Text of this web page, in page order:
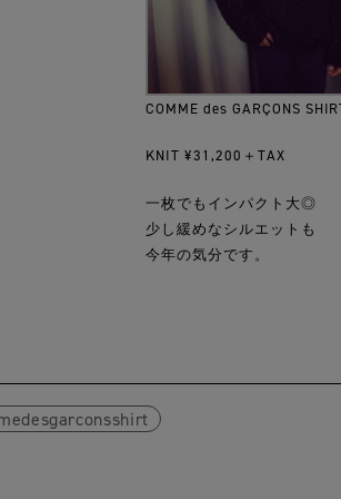
COMME des GARÇONS
KNIT ¥31,200＋TAX
一枚でもインパクト大◎
少し緩めなシルエットも
今年の気分です。